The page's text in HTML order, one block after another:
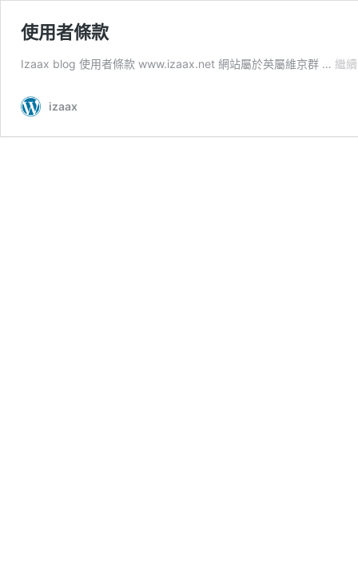
使用者條款
Izaax blog 使用者條款 www.izaax.net 網站屬於英屬維京群 … 繼
izaax